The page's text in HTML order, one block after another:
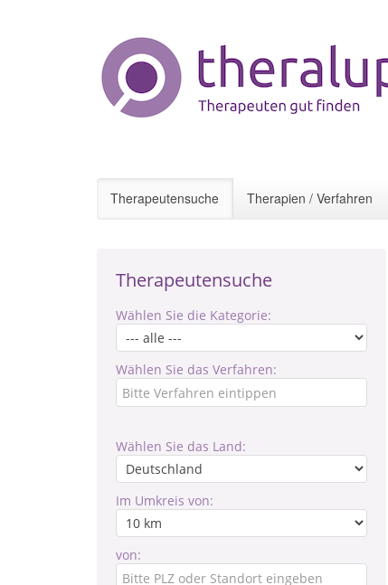
Therapeutensuche Therapien / Verfahren
Therapeutensuche
Wählen Sie die Kategorie:
Wählen Sie das Verfahren:
Wählen Sie das Land:
Im Umkreis von:
von: